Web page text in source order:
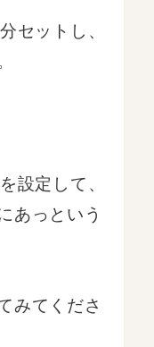
セットし、
設定して、
あっという
みてくださ